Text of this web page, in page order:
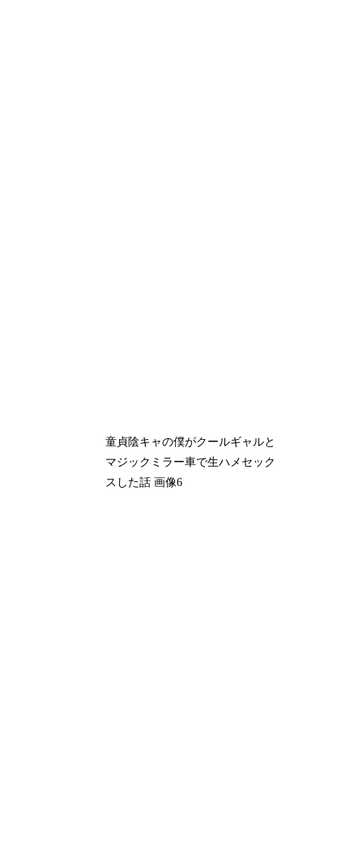
童貞陰キャの僕がクールギャルと
マジックミラー車で生ハメセック
スした話 画像6